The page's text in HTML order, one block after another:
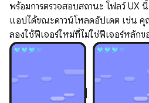
พร้อมการตรวจสอบสถานะ โฟลว์ UX
แอปได้ขณะดาวน์โหลดอัปเดต เช่น คุ
ลองใช้ฟีเจอร์ใหม่ที่ไม่ใช่ฟีเจอร์หลัก